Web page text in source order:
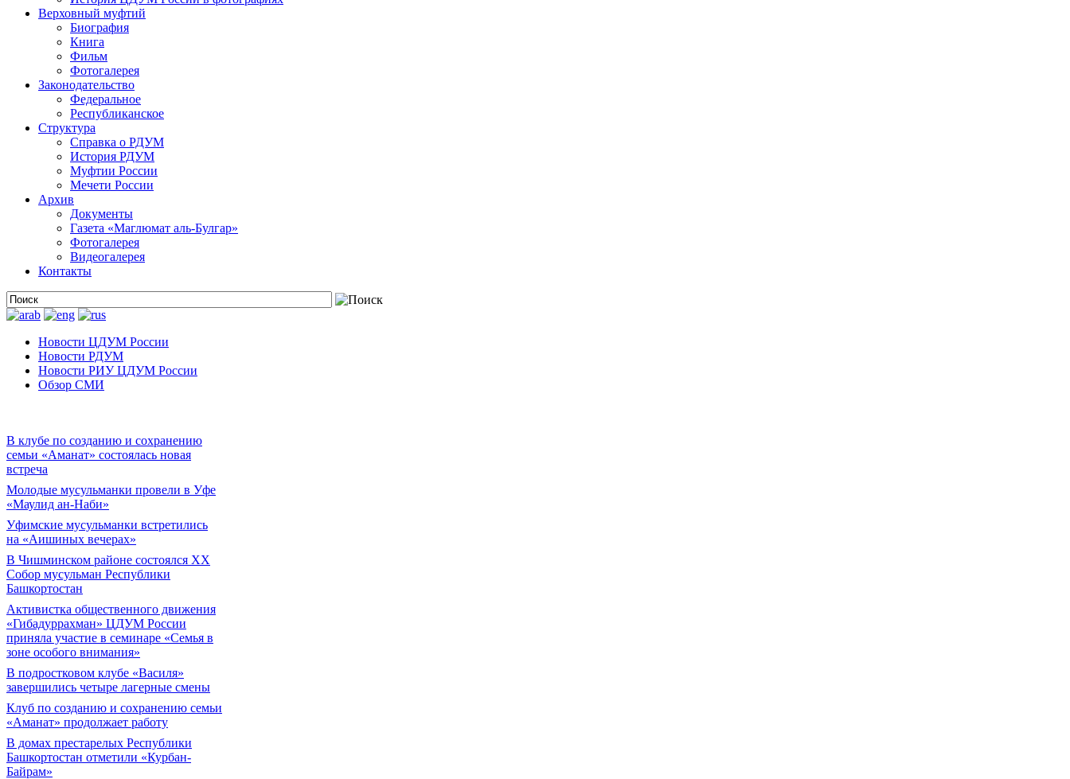
Верховный муфтий
Биография
Книга
Фильм
Фотогалерея
Законодательство
Федеральное
Республиканское
Структура
Справка о РДУМ
История РДУМ
Муфтии России
Мечети России
Архив
Документы
Газета «Маглюмат аль-Булгар»
Фотогалерея
Видеогалерея
Контакты
Новости ЦДУМ России
Новости РДУМ
Новости РИУ ЦДУМ России
Обзор СМИ
В клубе по созданию и сохранению
семьи «Аманат» состоялась новая
встреча
Молодые мусульманки провели в Уфе
«Маулид ан-Наби»
Уфимские мусульманки встретились
на «Аишиных вечерах»
В Чишминском районе состоялся XX
Собор мусульман Республики
Башкортостан
Активистка общественного движения
«Гибадуррахман» ЦДУМ России
приняла участие в семинаре «Семья в
зоне особого внимания»
В подростковом клубе «Василя»
завершились четыре лагерные смены
Клуб по созданию и сохранению семьи
«Аманат» продолжает работу
В домах престарелых Республики
Башкортостан отметили «Курбан-
Байрам»